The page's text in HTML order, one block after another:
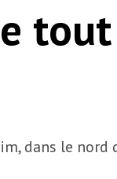
tout
dans le nord